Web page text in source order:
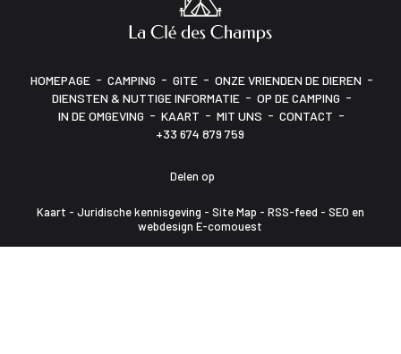
HOMEPAGE - CAMPING - GITE - ONZE VRIENDEN DE DIEREN -
DIENSTEN & NUTTIGE INFORMATIE - OP DE CAMPING -
IN DE OMGEVING - KAART - MIT UNS - CONTACT -
+33 674 879 759
Delen op
Kaart - Juridische kennisgeving - Site Map - RSS-feed - SEO en
webdesign E-comouest